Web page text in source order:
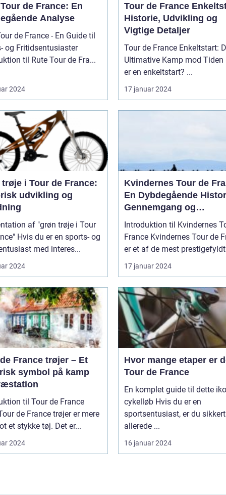
de France: En
Analyse
de France - En Guide til
og Fritidsentusiaster
til Rute Tour de Fra...
2024
Tour de France
Historie, Udvikling og
Vigtige Detaljer
Tour de France Enkeltstart:
Ultimative Kamp mod Tiden Hvad
er en enkeltstart? ...
17 januar 2024
i Tour de France:
udvikling og
af "grøn trøje i Tour
sports- og
med interes...
2024
Kvindernes Tour de
En Dybdegående
Gennemgang og
Præsentation af Den
Legendariske Cykelløb
Introduktion til Kvindernes
France Kvindernes Tour de France
er et af de mest
17 januar 2024
France trøjer – Et
symbol på kamp
til Tour de France
et stykke tøj. Det er...
2024
Hvor mange etaper er
Tour de France
En komplet guide til dette
cykelløb Hvis du er en
sportsentusiast, er du sikkert
allerede ...
16 januar 2024